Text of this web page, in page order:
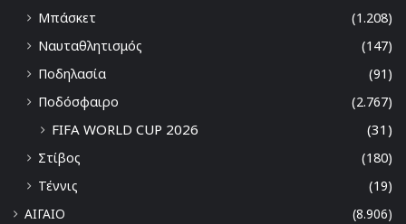
Μπάσκετ
(1.208)
Ναυταθλητισμός
(147)
Ποδηλασία
(91)
Ποδόσφαιρο
(2.767)
FIFA WORLD CUP 2026 (31)
Στίβος
(180)
Τέννις
(19)
ΑΙΓΑΙΟ
(8.906)